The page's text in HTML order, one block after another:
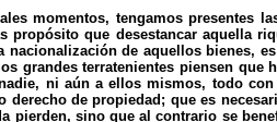
momentos, tengamos presentes
propósito que desestancar aquella
de aquellos bienes,
grandes terratenientes piensen
ni aún a ellos mismos, todo
derecho de propiedad; que es
pierden, sino que al contrario se